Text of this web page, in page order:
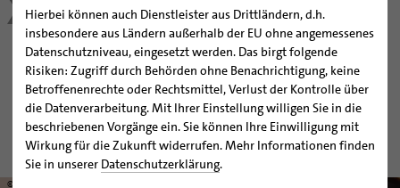
Hierbei können auch Dienstleister aus Drittländern, d.h.
insbesondere aus Ländern außerhalb der EU ohne angemessenes
Datenschutzniveau, eingesetzt werden. Das birgt folgende
Risiken: Zugriff durch Behörden ohne Benachrichtigung, keine
Betroffenenrechte oder Rechtsmittel, Verlust der Kontrolle über
die Datenverarbeitung. Mit Ihrer Einstellung willigen Sie in die
beschriebenen Vorgänge ein. Sie können Ihre Einwilligung mit
Wirkung für die Zukunft widerrufen. Mehr Informationen finden
Sie in unserer Datenschutzerklärung.
Weihbischof Dr. Martin Marahrens
Bischof em. Norbert Trelle
Weihbischof em. Bongartz
Weihbischof em. Schwerdtfeger
Weihbischof em. Koitz
Bischof em. Dr. Wüstenberg
Generalvikariat
Gremien
Diözesangericht
Gemeindegremien
Pfarrgemeinden
Hildesheimer Dom
Virtueller Rundgang durch den Dom
Tausendjähriger Rosenstock
Die Hildesheimer Dommusik
Wallfahrten | Pilgern
Termine Wallfahrten und Pilgern
Jakobswege im Bistum Hildesheim
Veranstaltungen
Strategieprozess
Jugend
Katholisch werden
Wiedereintritt
Erwachsenenkatechumenat
Glaube leben
Glaubensveranstaltungen
Taufe
Fragen zur Taufe
Erwachsenentaufe
Taufsymbole
Erstkommunion
Firmung
Hochzeit
Katholisch heiraten
Lebensende
Glaubenswege
Glaubenskurse und mehr TheoLokal
TheoLokal
Ihr Zertifikatskurs im Bistum Hildesheim: Gemeinsam
den Glauben vertiefen und durchdenken
© adobestock.com/Olexandr